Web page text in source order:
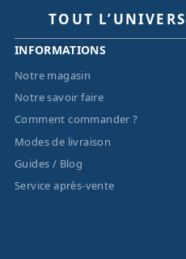
TOUT
INFORMATIONS
Notre magasin
Notre savoir faire
Comment commander ?
Modes de livraison
Guides / Blog
Service après-vente